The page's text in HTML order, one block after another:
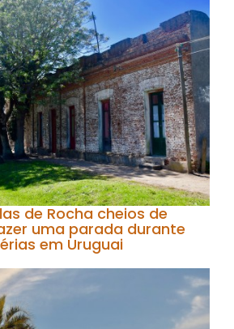
de Rocha cheios de
uma parada durante
em Uruguai